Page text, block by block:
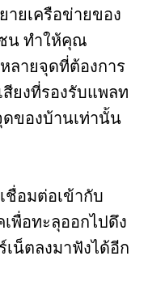
ายเครือข่ายของ
น ทำให้คุณ
ลายจุดที่ต้องการ
สียงที่รองรับแพลท
ของบ้านเท่านั้น
ชื่อมต่อเข้ากับ
พื่อทะลุออกไปดึง
เน็ตลงมาฟังได้อีก